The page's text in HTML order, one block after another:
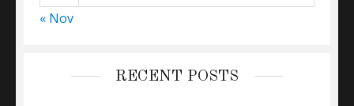
« Nov
RECENT POSTS